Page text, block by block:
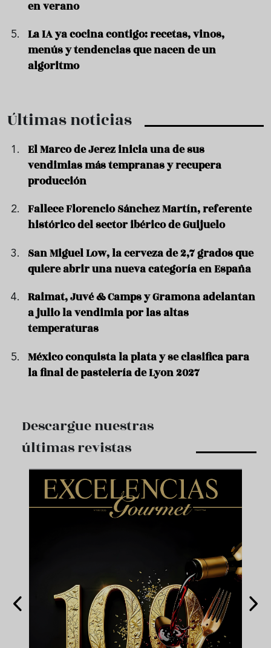
en verano
La IA ya cocina contigo: recetas, vinos,
menús y tendencias que nacen de un
algoritmo
Últimas noticias
El Marco de Jerez inicia una de sus
vendimias más tempranas y recupera
producción
Fallece Florencio Sánchez Martín, referente
histórico del sector ibérico de Guijuelo
San Miguel Low, la cerveza de 2,7 grados que
quiere abrir una nueva categoría en España
Raimat, Juvé & Camps y Gramona adelantan
a julio la vendimia por las altas
temperaturas
México conquista la plata y se clasifica para
la final de pastelería de Lyon 2027
Descargue nuestras
últimas revistas